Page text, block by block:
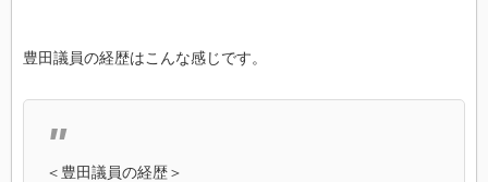
豊田議員の経歴はこんな感じです。
＜豊田議員の経歴＞